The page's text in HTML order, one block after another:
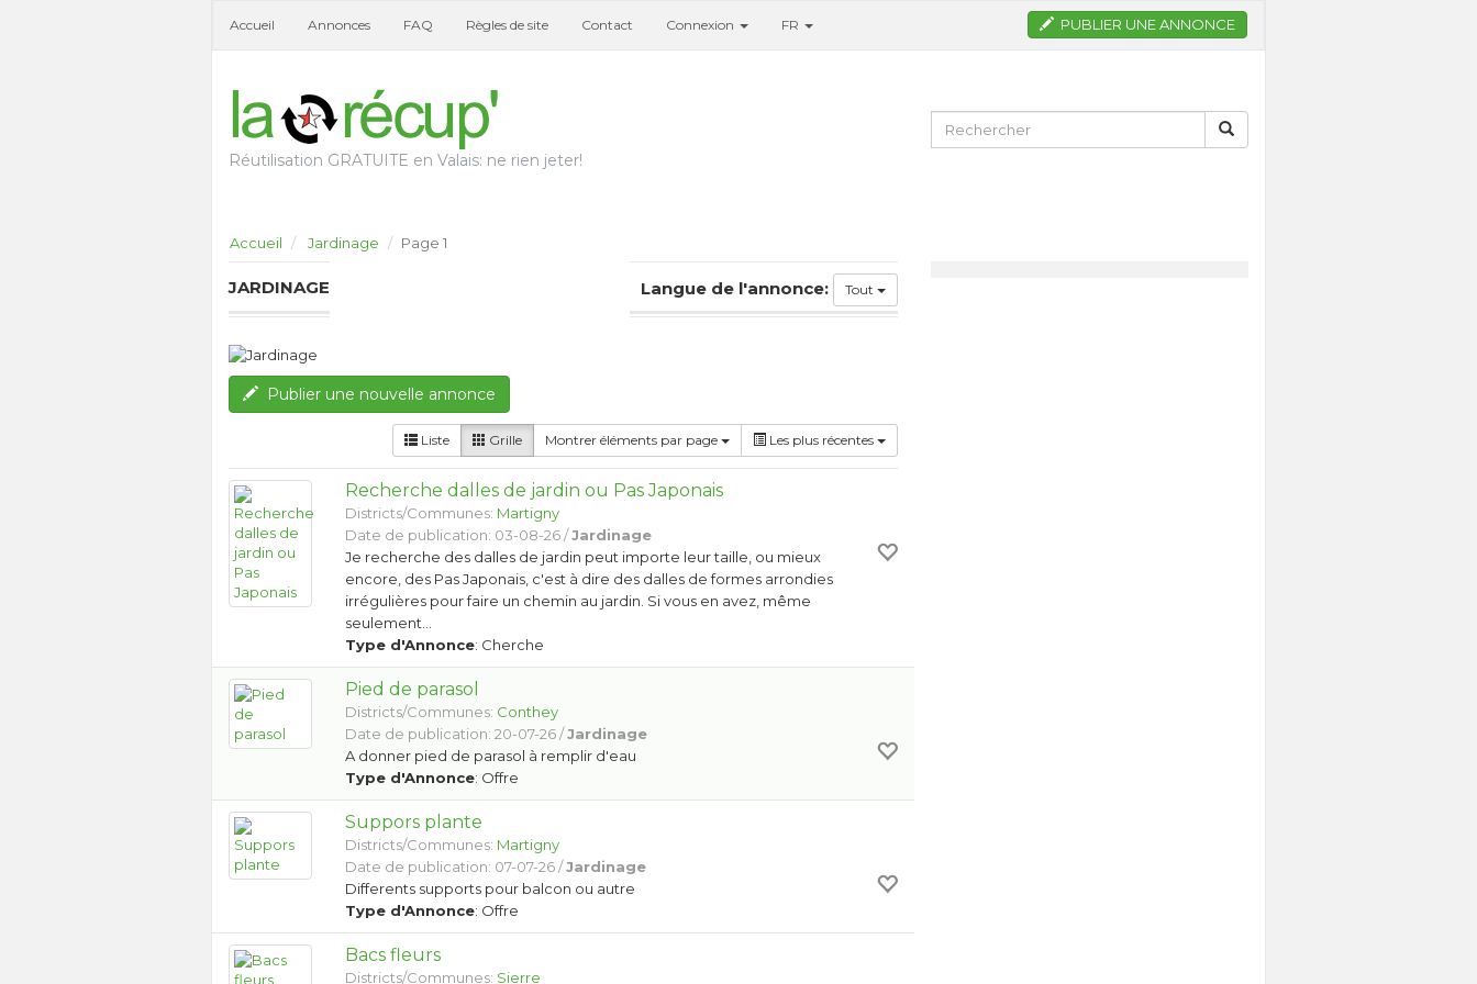
Accueil Annonces FAQ Règles de site Contact Connexion FR PUBLIER UNE ANNONCE
Réutilisation GRATUITE en Valais: ne rien jeter!
Accueil Jardinage Page 1
JARDINAGE Langue de l'annonce: Tout
Publier une nouvelle annonce
Liste Grille Montrer éléments par page Les plus récentes
Recherche dalles de jardin ou Pas Japonais
Districts/Communes: Martigny
Date de publication: 03-08-26 /Jardinage
Je recherche des dalles de jardin peut importe leur taille, ou mieux
encore, des Pas Japonais, c'est à dire des dalles de formes arrondies
irrégulières pour faire un chemin au jardin. Si vous en avez, même
seulement…
Type d'Annonce: Cherche
Pied de parasol
Districts/Communes: Conthey
Date de publication: 20-07-26 /Jardinage
A donner pied de parasol à remplir d'eau
Type d'Annonce: Offre
Suppors plante
Districts/Communes: Martigny
Date de publication: 07-07-26 /Jardinage
Differents supports pour balcon ou autre
Type d'Annonce: Offre
Bacs fleurs
Districts/Communes: Sierre